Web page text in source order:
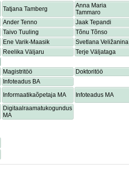
Tatjana Tamberg
Anna Maria
Tammaro
Ander Tenno Jaak Tepandi
Taivo Tuuling Tõnu Tõnso
Ene Varik-Maasik Svetlana Veližanina
Reelika Väljaru Terje Väljataga
Magistritöö
Doktoritöö
Infoteadus BA
Informaatikaõpetaja MA Infoteadus MA
Digitaalraamatukogundus
MA